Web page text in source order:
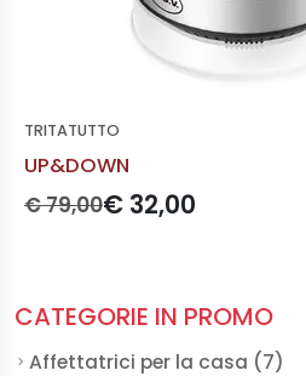
CATEGORIE IN PROMO
Affettatrici per la casa (7)
TRITATUTTO
UP&DOWN
Prezzo originale:
€ 79,00Prezzo scontato:
€ 32,00